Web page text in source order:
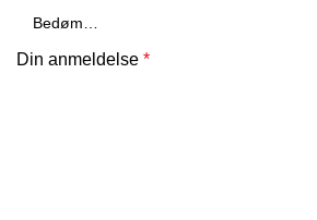
Din anmeldelse *